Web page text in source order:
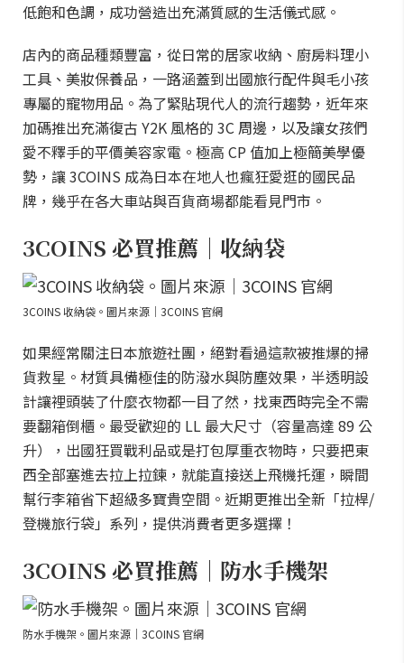
低飽和色調，成功營造出充滿質感的生活儀式感。
店內的商品種類豐富，從日常的居家收納、廚房料理小
工具、美妝保養品，一路涵蓋到出國旅行配件與毛小孩
專屬的寵物用品。為了緊貼現代人的流行趨勢，近年來
加碼推出充滿復古 Y2K 風格的 3C 周邊，以及讓女孩們
愛不釋手的平價美容家電。極高 CP 值加上極簡美學優
勢，讓 3COINS 成為日本在地人也瘋狂愛逛的國民品
牌，幾乎在各大車站與百貨商場都能看見門市。
3COINS 必買推薦｜收納袋
3COINS 收納袋。圖片來源｜3COINS 官網
如果經常關注日本旅遊社團，絕對看過這款被推爆的掃
貨救星。材質具備極佳的防潑水與防塵效果，半透明設
計讓裡頭裝了什麼衣物都一目了然，找東西時完全不需
要翻箱倒櫃。最受歡迎的 LL 最大尺寸（容量高達 89 公
升），出國狂買戰利品或是打包厚重衣物時，只要把東
西全部塞進去拉上拉鍊，就能直接送上飛機托運，瞬間
幫行李箱省下超級多寶貴空間。近期更推出全新「拉桿/
登機旅行袋」系列，提供消費者更多選擇！
3COINS 必買推薦｜防水手機架
防水手機架。圖片來源｜3COINS 官網